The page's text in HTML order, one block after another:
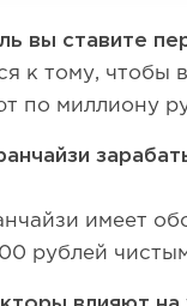
вы ставите
к тому, чтобы
по миллиону
имеет
рублей